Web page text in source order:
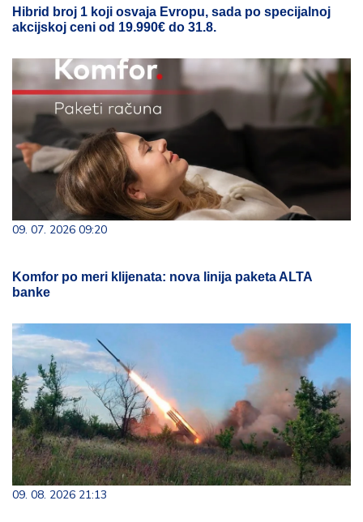
Hibrid broj 1 koji osvaja Evropu, sada po specijalnoj
akcijskoj ceni od 19.990€ do 31.8.
09. 07. 2026 09:20
Komfor po meri klijenata: nova linija paketa ALTA
banke
09. 08. 2026 21:13